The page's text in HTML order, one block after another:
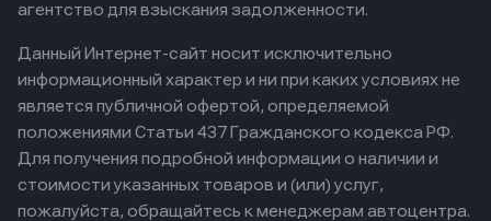
агентство для взыскания задолженности.
Данный Интернет-сайт носит исключительно
информационный характер и ни при каких условиях не
является публичной офертой, определяемой
положениями Статьи 437 Гражданского кодекса РФ.
Для получения подробной информации о наличии и
стоимости указанных товаров и (или) услуг,
пожалуйста, обращайтесь к менеджерам автоцентра.